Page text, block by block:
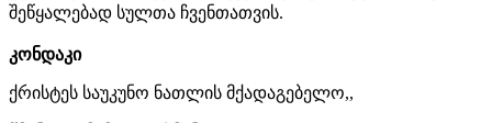
შეწყალებად სულთა ჩვენთათვის.
კონდაკი
ქრისტეს საუკუნო ნათლის მქადაგებელო,,